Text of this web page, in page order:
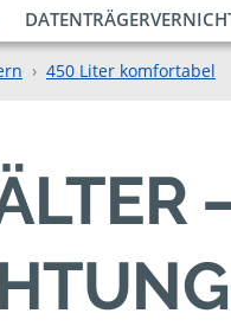
450 Liter komfortabel